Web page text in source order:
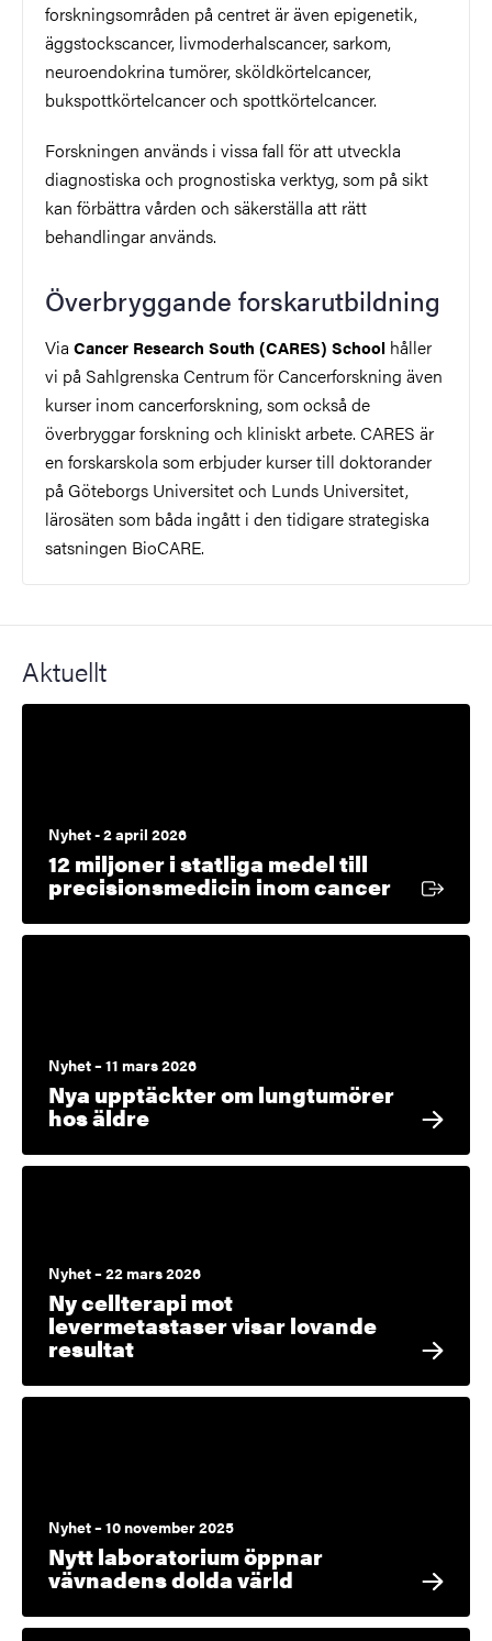
forskningsområden på centret är även epigenetik,
äggstockscancer, livmoderhalscancer, sarkom,
neuroendokrina tumörer, sköldkörtelcancer,
bukspottkörtelcancer och spottkörtelcancer.
Forskningen används i vissa fall för att utveckla
diagnostiska och prognostiska verktyg, som på sikt
kan förbättra vården och säkerställa att rätt
behandlingar används.
Överbryggande forskarutbildning
Via Cancer Research South (CARES) School håller
vi på Sahlgrenska Centrum för Cancerforskning även
kurser inom cancerforskning, som också de
överbryggar forskning och kliniskt arbete. CARES är
en forskarskola som erbjuder kurser till doktorander
på Göteborgs Universitet och Lunds Universitet,
lärosäten som båda ingått i den tidigare strategiska
satsningen BioCARE.
Aktuellt
Nyhet - 2 april 2026
12 miljoner i statliga medel till
precisionsmedicin inom cancerExtern
Nyhet – 11 mars 2026
Nya upptäckter om lungtumörer
hos äldre
Nyhet – 22 mars 2026
Ny cellterapi mot
levermetastaser visar lovande
resultat
Nyhet – 10 november 2025
Nytt laboratorium öppnar
vävnadens dolda värld